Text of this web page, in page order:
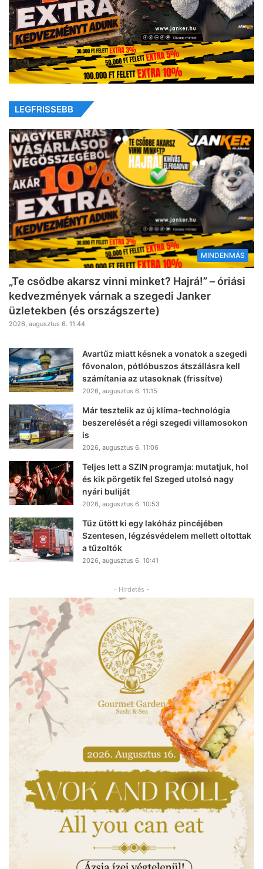
LEGFRISSEBB
MINDENMÁS
„Te csődbe akarsz vinni minket? Hajrá!” – óriási
kedvezmények várnak a szegedi Janker
üzletekben (és országszerte)
2026, augusztus 6. 11:44
Avartűz miatt késnek a vonatok a szegedi
fővonalon, pótlóbuszos átszállásra kell
számítania az utasoknak (frissítve)
2026, augusztus 6. 11:15
Már tesztelik az új klíma-technológia
beszerelését a régi szegedi villamosokon
is
2026, augusztus 6. 11:06
Teljes lett a SZIN programja: mutatjuk, hol
és kik pörgetik fel Szeged utolsó nagy
nyári buliját
2026, augusztus 6. 10:53
Tűz ütött ki egy lakóház pincéjében
Szentesen, légzésvédelem mellett oltottak
a tűzoltók
2026, augusztus 6. 10:41
- Hirdetés -